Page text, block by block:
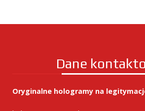
Dane
Oryginalne hologramy na